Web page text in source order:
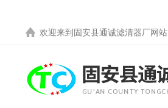
欢迎来到 固安县通诚滤清器厂网站